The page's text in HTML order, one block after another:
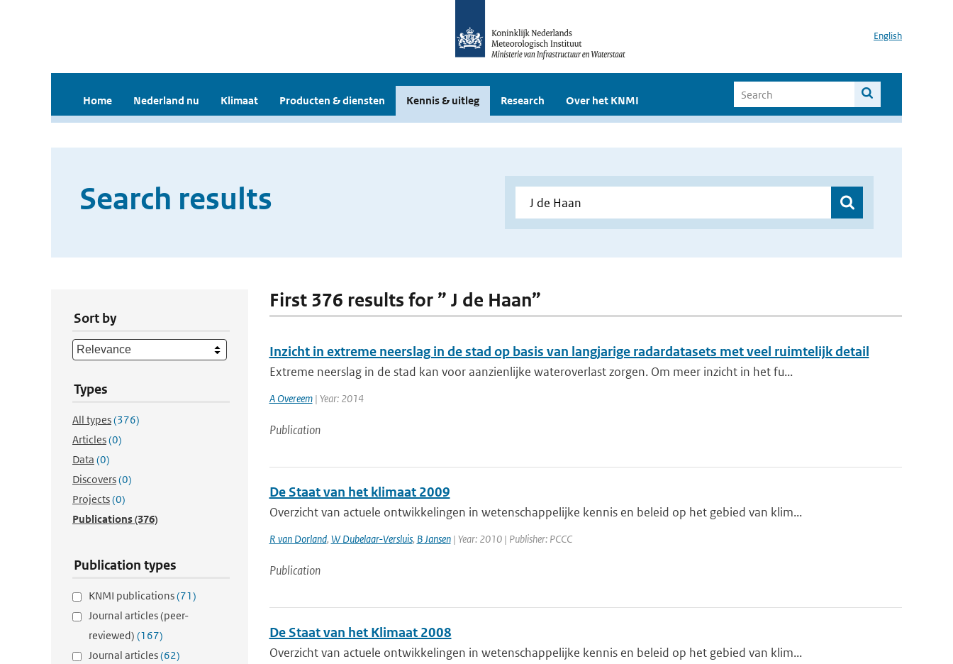
English
Home Nederland nu Klimaat Producten & diensten Kennis & uitleg Research Over het KNMI
Search results
Sort by
Types
All types(376)
Articles(0)
Data (0)
Discovers(0)
Projects(0)
Publications(376)
Publication types
KNMI publications(71)
Journal articles (peer-
reviewed) (167)
Journal articles(62)
First 376 results for ” J de Haan”
Inzicht in extreme neerslag in de stad op basis van langjarige radardatasets met veel ruimtelijk detail
Extreme neerslag in de stad kan voor aanzienlijke wateroverlast zorgen. Om meer inzicht in het fu...
A Overeem| Year: 2014
Publication
De Staat van het klimaat 2009
Overzicht van actuele ontwikkelingen in wetenschappelijke kennis en beleid op het gebied van klim...
R van Dorland, W Dubelaar-Versluis, B Jansen| Year: 2010 | Publisher: PCCC
Publication
De Staat van het Klimaat 2008
Overzicht van actuele ontwikkelingen in wetenschappelijke kennis en beleid op het gebied van klim...